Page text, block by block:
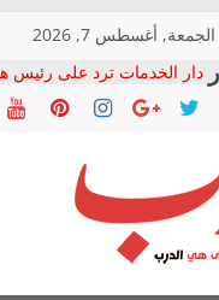
الجمعة, أغسطس 7, 2026
دار الخدمات ترد على رئيس
بعد مؤتمره الصحفي: إنكار
معاناة أصحاب المعاشات..
فرحات سليمان يكتب:
أين؟
حزب التحالف الشعبي يطلق
في الصحة” بالإسكندرية لرصد
ودعم المرضى